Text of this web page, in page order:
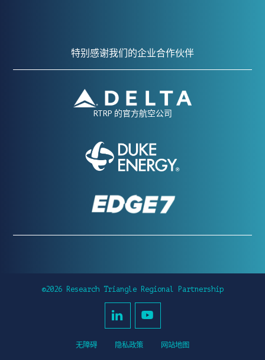
特别感谢我们的企业合作伙伴
RTRP 的官方航空公司
©2026 Research Triangle Regional Partnership
无障碍 隐私政策 网站地图